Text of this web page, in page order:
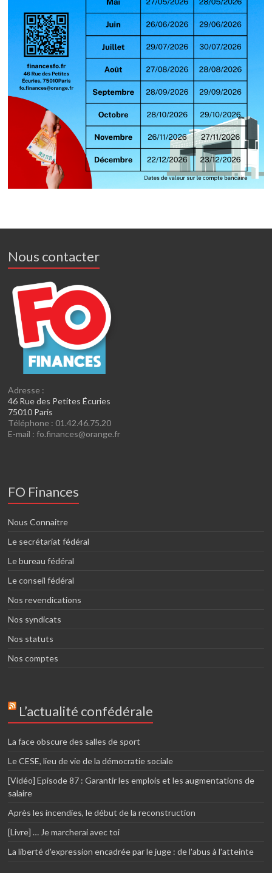
Nous contacter
Adresse :
46 Rue des Petites Écuries
75010 Paris
Téléphone : 01.42.46.75.20
E-mail : fo.finances@orange.fr
FO Finances
Nous Connaitre
Le secrétariat fédéral
Le bureau fédéral
Le conseil fédéral
Nos revendications
Nos syndicats
Nos statuts
Nos comptes
L’actualité confédérale
La face obscure des salles de sport
Le CESE, lieu de vie de la démocratie sociale
[Vidéo] Episode 87 : Garantir les emplois et les augmentations de
salaire
Après les incendies, le début de la reconstruction
[Livre] … Je marcherai avec toi
La liberté d'expression encadrée par le juge : de l'abus à l'atteinte